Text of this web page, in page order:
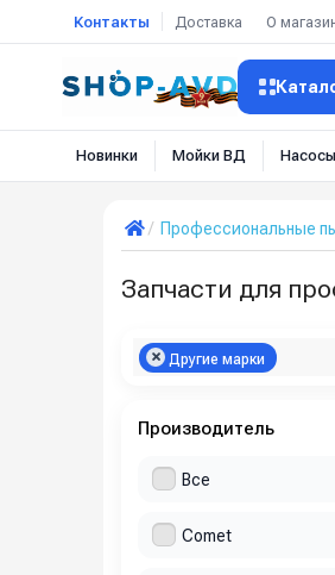
Контакты Доставка О
Новинки Мойки ВД Насосы
Профессиональные
Запчасти для
Другие марки
Производитель
Все
Comet